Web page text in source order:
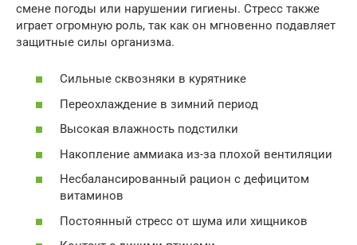
смене погоды или нарушении гигиены. Стресс также
играет огромную роль, так как он мгновенно подавляет
защитные силы организма.
Сильные сквозняки в курятнике
Переохлаждение в зимний период
Высокая влажность подстилки
Накопление аммиака из-за плохой вентиляции
Несбалансированный рацион с дефицитом
витаминов
Постоянный стресс от шума или хищников